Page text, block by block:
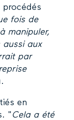
fois de
manipuler,
aux
par
en
" Cela a été